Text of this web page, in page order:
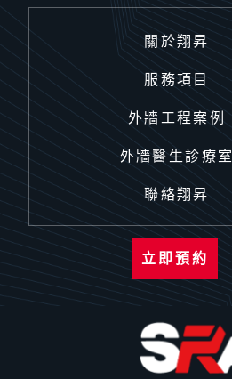
關於翔昇
服務項目
外牆工程案例
外牆醫生診療室
聯絡翔昇
立即預約